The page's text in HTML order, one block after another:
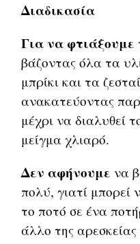
Διαδικασία
Για να φτιάξουμε
βάζοντας όλα τα
μπρίκι και τα
ανακατεύοντας
μέχρι να διαλυθεί
μείγμα χλιαρό.
Δεν αφήνουμε να
πολύ, γιατί μπορεί
το ποτό σε ένα
άλλο της